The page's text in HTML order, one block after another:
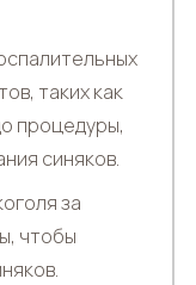
таких как
процедуры,
синяков.
за
чтобы